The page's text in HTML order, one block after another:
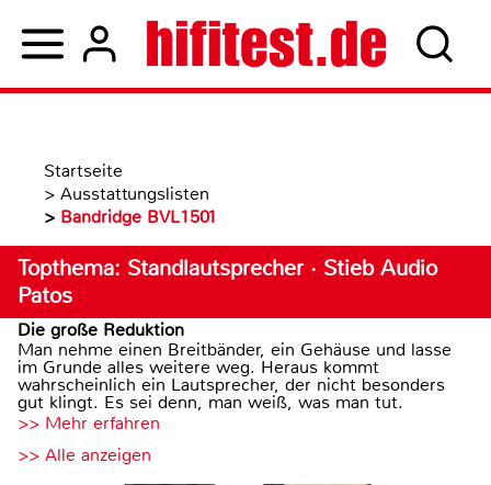
Startseite
> Ausstattungslisten
> Bandridge BVL1501
Topthema: Standlautsprecher · Stieb Audio
Patos
Die große Reduktion
Man nehme einen Breitbänder, ein Gehäuse und lasse
im Grunde alles weitere weg. Heraus kommt
wahrscheinlich ein Lautsprecher, der nicht besonders
gut klingt. Es sei denn, man weiß, was man tut.
>> Mehr erfahren
>> Alle anzeigen